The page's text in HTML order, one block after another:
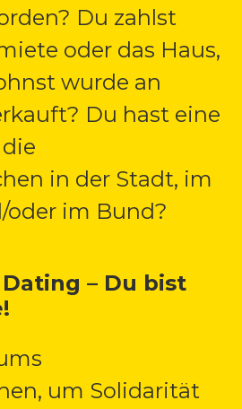
Du zahlst
oder das Haus,
wurde an
Du hast eine
in der Stadt, im
oder im Bund?
– Du bist
um Solidarität